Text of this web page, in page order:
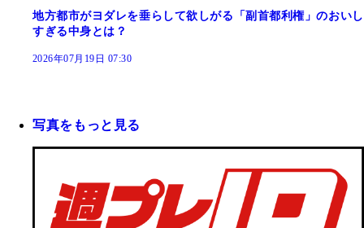
地方都市がヨダレを垂らして欲しがる「副首都利権」のおいし
すぎる中身とは？
2026年07月19日 07:30
写真をもっと見る